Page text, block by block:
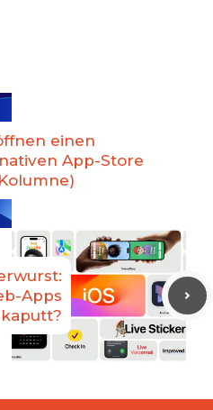
einen
App-Store
Apps